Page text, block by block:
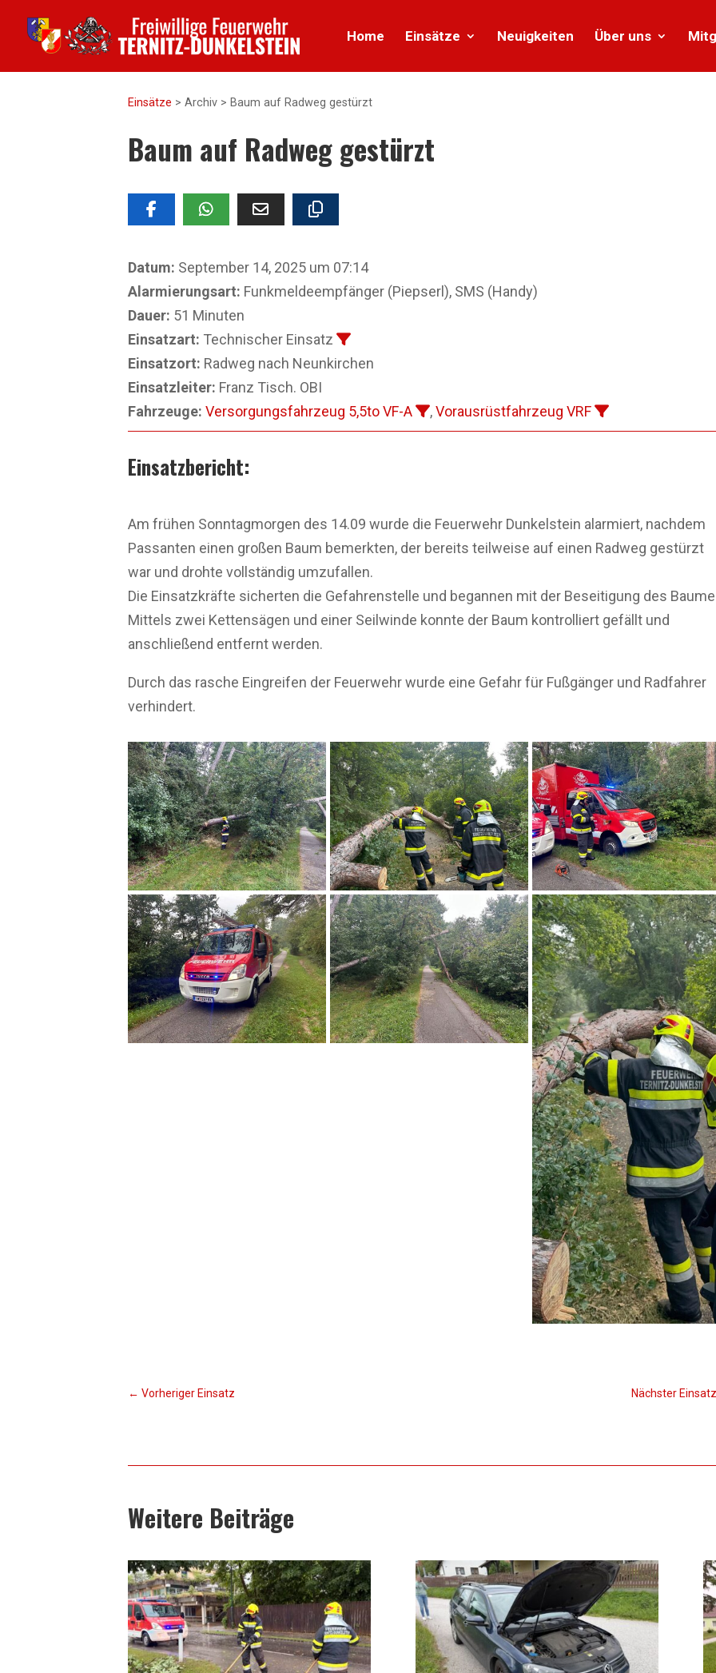
Home Einsätze Neuigkeiten Über uns
Einsätze > Archiv > Baum auf Radweg gestürzt
Baum auf Radweg gestürzt
Datum: September 14, 2025 um 07:14
Alarmierungsart: Funkmeldeempfänger (Piepserl), SMS (Handy)
Dauer: 51 Minuten
Einsatzart: Technischer Einsatz
Einsatzort: Radweg nach Neunkirchen
Einsatzleiter: Franz Tisch. OBI
Fahrzeuge: Versorgungsfahrzeug 5,5to VF-A ,Vorausrüstfahrzeug VRF
Einsatzbericht:
Am frühen Sonntagmorgen des 14.09 wurde die Feuerwehr Dunkelstein alarmiert, nachdem
Passanten einen großen Baum bemerkten, der bereits teilweise auf einen Radweg gestürzt
war und drohte vollständig umzufallen.
Die Einsatzkräfte sicherten die Gefahrenstelle und begannen mit der Beseitigung des
Mittels zwei Kettensägen und einer Seilwinde konnte der Baum kontrolliert gefällt und
anschließend entfernt werden.
Durch das rasche Eingreifen der Feuerwehr wurde eine Gefahr für Fußgänger und Radfahrer
verhindert.
← Vorheriger Einsatz Nächster Einsatz
Weitere Beiträge